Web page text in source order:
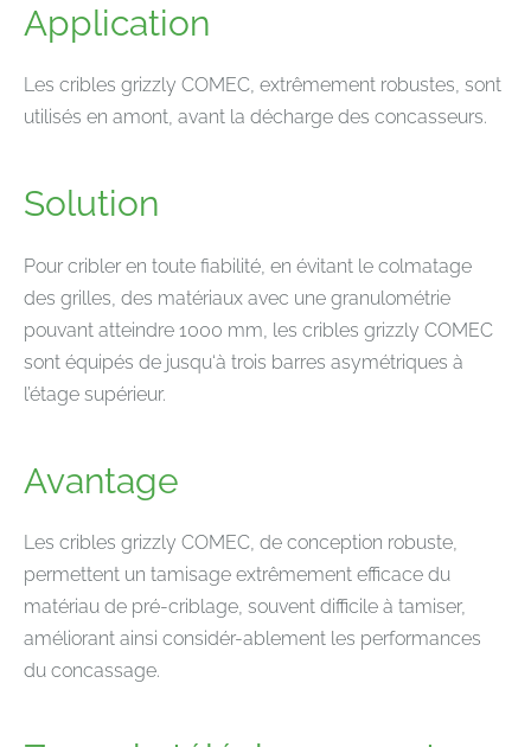
Application
Les cribles grizzly COMEC, extrêmement robustes, sont
utilisés en amont, avant la décharge des concasseurs.
Solution
Pour cribler en toute fiabilité, en évitant le colmatage
des grilles, des matériaux avec une granulométrie
pouvant atteindre 1000 mm, les cribles grizzly COMEC
sont équipés de jusqu‘à trois barres asymétriques à
l’étage supérieur.
Avantage
Les cribles grizzly COMEC, de conception robuste,
permettent un tamisage extrêmement efficace du
matériau de pré-criblage, souvent difficile à tamiser,
améliorant ainsi considér-ablement les performances
du concassage.